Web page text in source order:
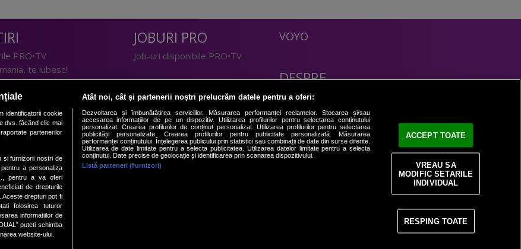
PRO•TV
te iubesc!
IT
JOBURI PRO
Job-uri disponibile PRO•TV
LIFESTYLE
Doctor de Bine
Acasă
Acasă Gold
Perfecte
DeBarbati
VOYO
DESPRE
Politica Confidentialitate
Contact
identificatorii cookie
dvs. făcând clic mai
partenerilor
si furnizorii nostri de
a personaliza
pentru a va oferi
de drepturile
drepturi pot fi
folosirea tuturor
informatiilor de
puteti schimba
website-ului.
Atât noi, cât și partenerii noștri prelucrăm datele pentru a oferi:
Dezvoltarea și îmbunătățirea serviciilor. Măsurarea performanței reclamelor. Stocarea și/sau
accesarea informațiilor de pe un dispozitiv. Utilizarea profilurilor pentru selectarea conținutului
personalizat. Crearea profilurilor de conținut personalizat. Utilizarea profilurilor pentru selectarea
publicității personalizate. Crearea profilurilor pentru publicitate personalizată. Măsurarea
performanței conținutului. Înțelegerea publicului prin statistici sau combinații de date din surse diferite.
Utilizarea de date limitate pentru a selecta publicitatea. Utilizarea datelor limitate pentru a selecta
conținutul. Date precise de geolocație și identificarea prin scanarea dispozitivului.
Listă parteneri (furnizori)
ACCEPT TOATE
RESPING TOATE
VREAU SA
MODIFIC SETARILE
INDIVIDUAL